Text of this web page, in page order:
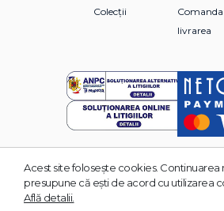
Colecții
Comanda
livrarea
© 2026 Grupul Editorial TREI. Toate
Acest site foloseşte cookies. Continuarea
presupune că eşti de acord cu utilizarea
Află detalii.